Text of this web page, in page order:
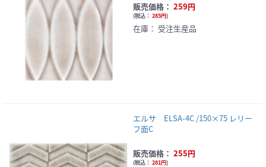
販売価格： 259円
(税込： 285円)
在庫： 受注生産品
エルサ ELSA-4C /150×75 レリー
フ面C
販売価格： 255円
(税込： 281円)